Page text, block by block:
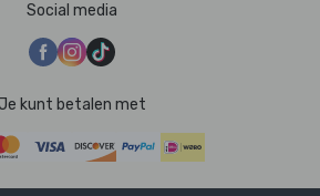
Social media
Je kunt betalen met